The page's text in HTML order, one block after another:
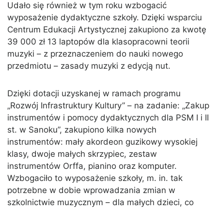
Udało się również w tym roku wzbogacić
wyposażenie dydaktyczne szkoły. Dzięki wsparciu
Centrum Edukacji Artystycznej zakupiono za kwotę
39 000 zł 13 laptopów dla klasopracowni teorii
muzyki – z przeznaczeniem do nauki nowego
przedmiotu – zasady muzyki z edycją nut.
Dzięki dotacji uzyskanej w ramach programu
„Rozwój Infrastruktury Kultury” – na zadanie: „Zakup
instrumentów i pomocy dydaktycznych dla PSM I i II
st. w Sanoku”, zakupiono kilka nowych
instrumentów: mały akordeon guzikowy wysokiej
klasy, dwoje małych skrzypiec, zestaw
instrumentów Orffa, pianino oraz komputer.
Wzbogaciło to wyposażenie szkoły, m. in. tak
potrzebne w dobie wprowadzania zmian w
szkolnictwie muzycznym – dla małych dzieci, co